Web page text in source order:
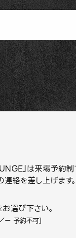
」は来場予約制
絡を差し上げます。
選び下さい。
予約不可］